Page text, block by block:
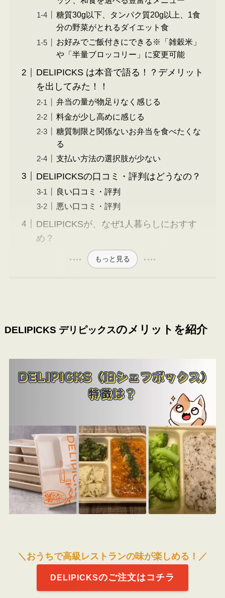
糖質30g以下、タンパク質20g以上、1食
分の野菜がとれるダイエット食
お好みでご飯付きにできる※「雑穀米」
や「半量ブロッコリー」に変更可能
DELIPICKS は本音で語る！？デメリット
を出してみた！！
弁当の量が物足りなく感じる
料金が少し高めに感じる
糖質制限と関係ないお弁当を食べたくな
る
支払い方法の選択肢が少ない
DELIPICKSの口コミ・評判はどうなの？
良い口コミ・評判
悪い口コミ・評判
DELIPICKSが、なぜ1人暮らしにおすす
め？
もっと見る
DELIPICKS デリピックスのメリットを紹介
＼おうちで高級レストランの味が楽しめる！／
DELIPICKSのご注文はコチラ